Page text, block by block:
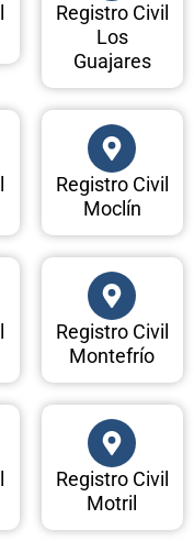
Registro Civil
Los
Guajares
Registro Civil
Moclín
Registro Civil
Montefrío
Registro Civil
Motril